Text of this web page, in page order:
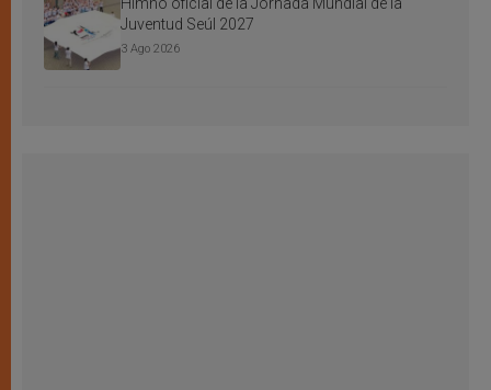
Juventud Seúl 2027
3 Ago 2026